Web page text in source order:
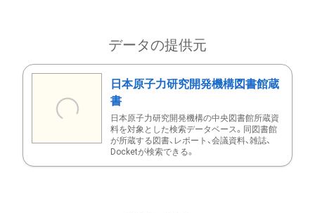
データの提供元
日本原子力研究開発機構図書館蔵
書
日本原子力研究開発機構の中央図書館所蔵資
料を対象とした検索データベース。同図書館
が所蔵する図書、レポート、会議資料、雑誌、
Docketが検索できる。